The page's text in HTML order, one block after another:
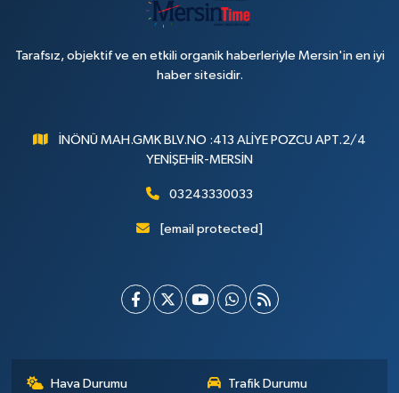
Tarafsız, objektif ve en etkili organik haberleriyle Mersin'in en iyi
haber sitesidir.
İNÖNÜ MAH.GMK BLV.NO :413 ALİYE POZCU APT.2/4
YENİŞEHİR-MERSİN
03243330033
[email protected]
Hava Durumu Trafik Durumu